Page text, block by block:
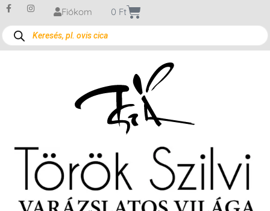
Fiókom 0 Ft